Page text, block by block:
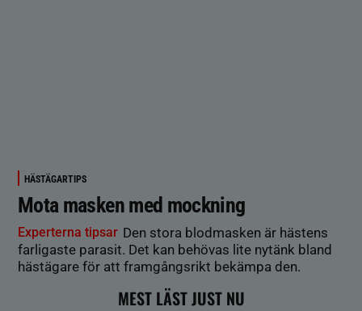
HÄSTÄGARTIPS
Mota masken med mockning
Experterna tipsar Den stora blodmasken är hästens
farligaste parasit. Det kan behövas lite nytänk bland
hästägare för att framgångsrikt bekämpa den.
MEST LÄST JUST NU